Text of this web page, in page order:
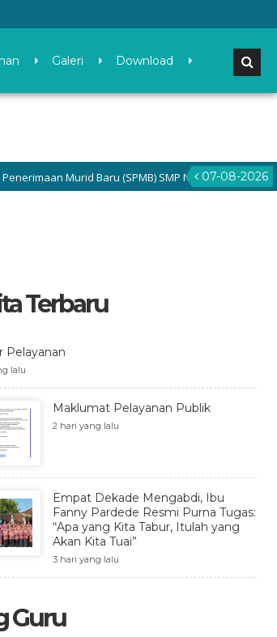
Galeri Download
07-08-2026
Murid Baru (SPMB) SMP Negeri 3 Gamping di
Terbaru
Pelayanan
lalu
Maklumat Pelayanan Publik
2 hari yang lalu
Empat Dekade Mengabdi, Ibu
Fanny Pardede Resmi Purna Tugas:
“Apa yang Kita Tabur, Itulah yang
Akan Kita Tuai”
3 hari yang lalu
Guru